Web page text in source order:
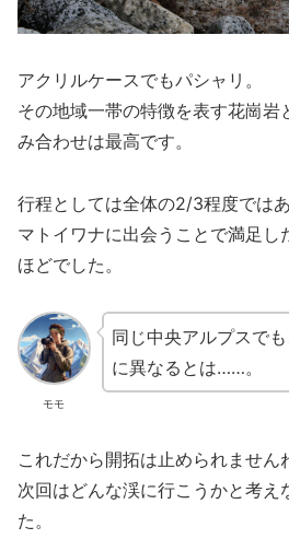
アクリルケースでもパシャリ。
その地域一帯の特徴を表す花崗岩
み合わせは最高です。
行程としては全体の2/3程度では
マトイワナに出会うことで満足し
ほどでした。
モモ
同じ中央アルプスで
に異なるとは……。
これだから開拓は止められません
次回はどんな渓に行こうかと考え
た。